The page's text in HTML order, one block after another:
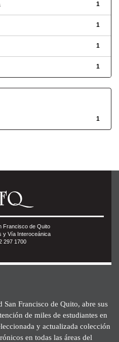
1
1
1
1
1
Francisco de Quito
y Vía Interoceánica
297 1700
Francisco de Quito, abre sus
de miles de estudiantes en
y actualizada colección
en todas las áreas del